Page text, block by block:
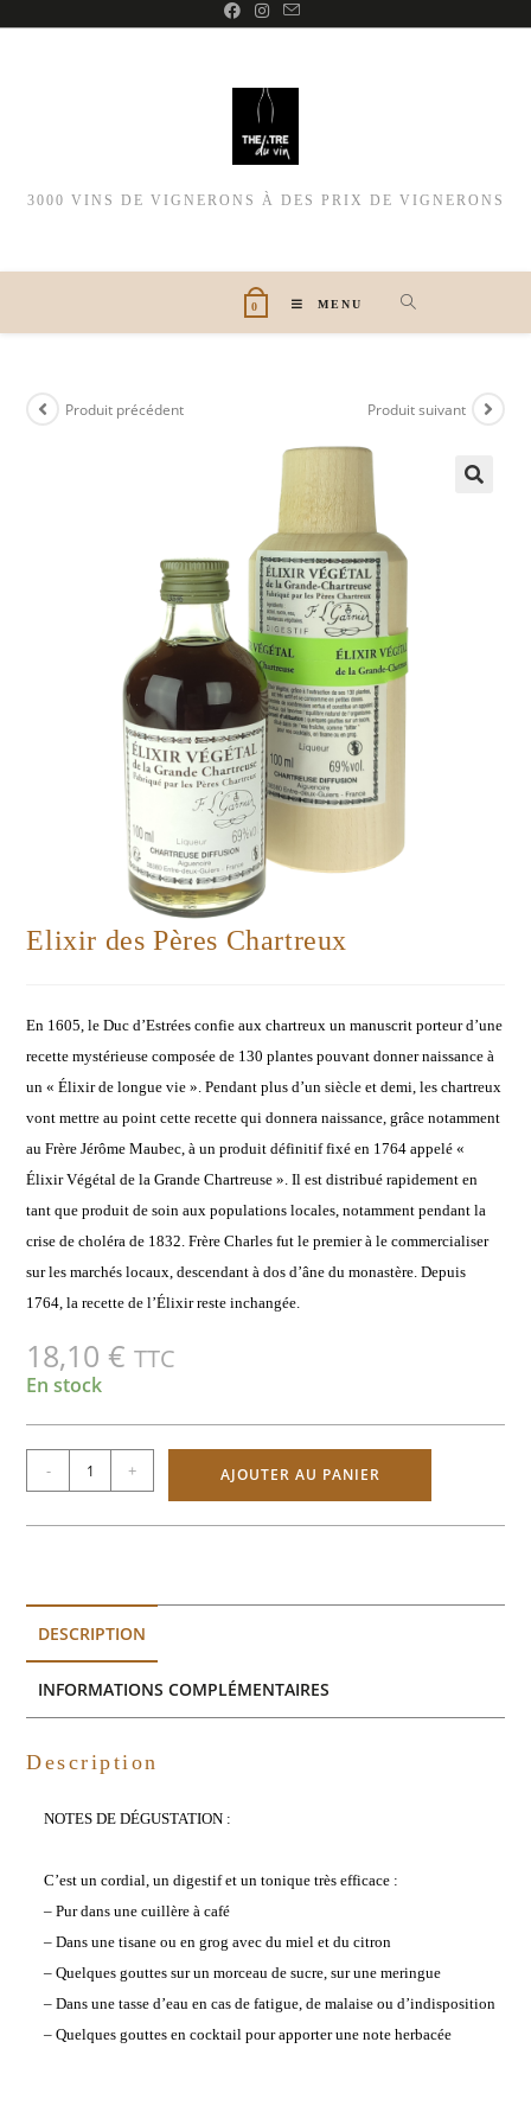
3000 VINS DE VIGNERONS À DES PRIX DE VIGNERONS
0 MENU
Produit précédent Produit suivant
Elixir des Pères Chartreux
En 1605, le Duc d’Estrées confie aux chartreux un manuscrit porteur d’une
recette mystérieuse composée de 130 plantes pouvant donner naissance à
un « Élixir de longue vie ». Pendant plus d’un siècle et demi, les chartreux
vont mettre au point cette recette qui donnera naissance, grâce notamment
au Frère Jérôme Maubec, à un produit définitif fixé en 1764 appelé «
Élixir Végétal de la Grande Chartreuse ». Il est distribué rapidement en
tant que produit de soin aux populations locales, notamment pendant la
crise de choléra de 1832. Frère Charles fut le premier à le commercialiser
sur les marchés locaux, descendant à dos d’âne du monastère. Depuis
1764, la recette de l’Élixir reste inchangée.
18,10 € TTC
En stock
- + AJOUTER AU PANIER
DESCRIPTION
INFORMATIONS COMPLÉMENTAIRES
Description
NOTES DE DÉGUSTATION :
C’est un cordial, un digestif et un tonique très efficace :
– Pur dans une cuillère à café
– Dans une tisane ou en grog avec du miel et du citron
– Quelques gouttes sur un morceau de sucre, sur une meringue
– Dans une tasse d’eau en cas de fatigue, de malaise ou d’indisposition
– Quelques gouttes en cocktail pour apporter une note herbacée